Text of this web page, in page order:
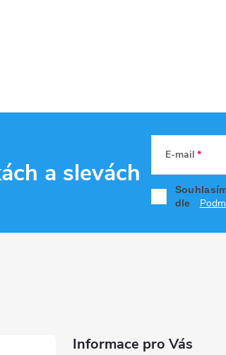
a slevách
E-mail
dle
Informace pro Vás